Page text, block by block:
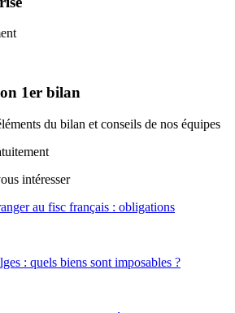
1er bilan
du bilan et conseils de nos équipes
intéresser
au fisc français : obligations
: quels biens sont imposables ?